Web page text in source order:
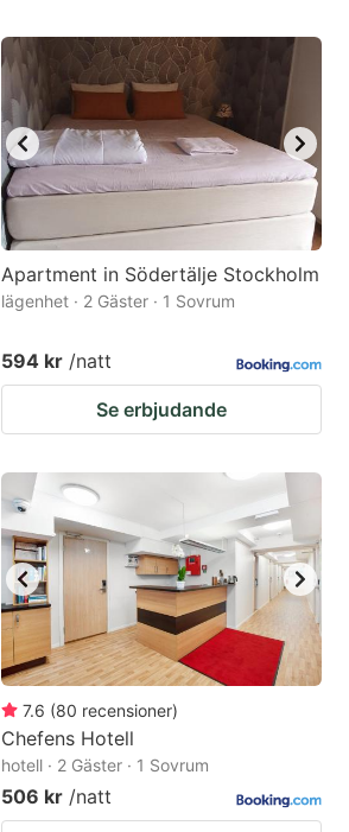
Apartment in Södertälje Stockholm
lägenhet · 2 Gäster · 1 Sovrum
594 kr /natt
Se erbjudande
7.6 (80 recensioner)
Chefens Hotell
hotell · 2 Gäster · 1 Sovrum
506 kr /natt